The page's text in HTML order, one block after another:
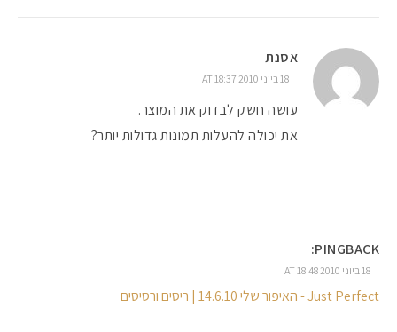
אסנת
18 ביוני 2010 AT 18:37
עושה חשק לבדוק את המוצר.
את יכולה להעלות תמונות גדולות יותר?
PINGBACK:
18 ביוני 2010 AT 18:48
Just Perfect - האיפור שלי 14.6.10 | ריסים ורסיסים